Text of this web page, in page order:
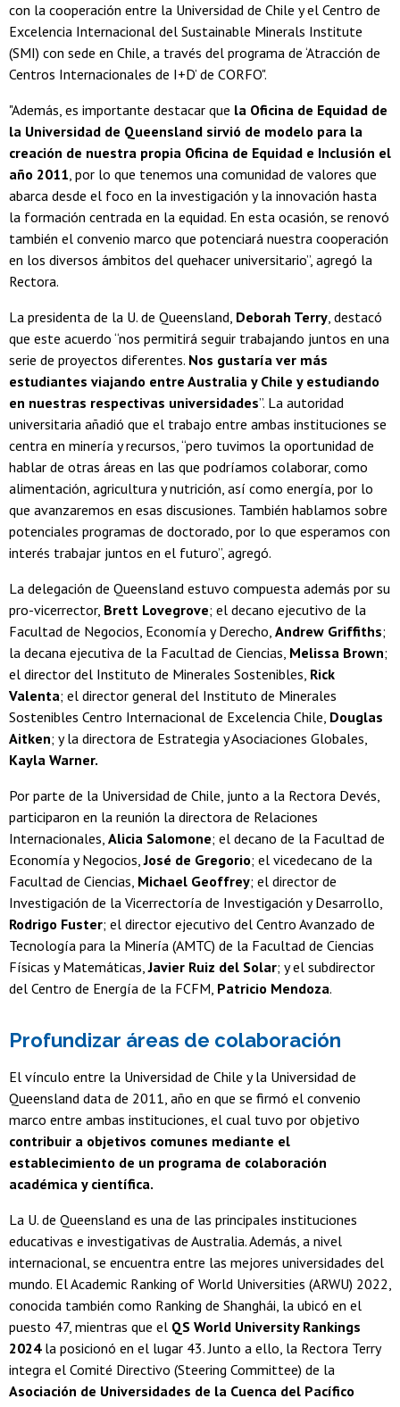
con la cooperación entre la Universidad de Chile y el Centro de
Excelencia Internacional del Sustainable Minerals Institute
(SMI) con sede en Chile, a través del programa de ‘Atracción de
Centros Internacionales de I+D’ de CORFO".
"Además, es importante destacar que la Oficina de Equidad de
la Universidad de Queensland sirvió de modelo para la
creación de nuestra propia Oficina de Equidad e Inclusión el
año 2011, por lo que tenemos una comunidad de valores que
abarca desde el foco en la investigación y la innovación hasta
la formación centrada en la equidad. En esta ocasión, se renovó
también el convenio marco que potenciará nuestra cooperación
en los diversos ámbitos del quehacer universitario”, agregó la
Rectora.
La presidenta de la U. de Queensland, Deborah Terry, destacó
que este acuerdo “nos permitirá seguir trabajando juntos en una
serie de proyectos diferentes. Nos gustaría ver más
estudiantes viajando entre Australia y Chile y estudiando
en nuestras respectivas universidades”. La autoridad
universitaria añadió que el trabajo entre ambas instituciones se
centra en minería y recursos, “pero tuvimos la oportunidad de
hablar de otras áreas en las que podríamos colaborar, como
alimentación, agricultura y nutrición, así como energía, por lo
que avanzaremos en esas discusiones. También hablamos sobre
potenciales programas de doctorado, por lo que esperamos con
interés trabajar juntos en el futuro”, agregó.
La delegación de Queensland estuvo compuesta además por su
pro-vicerrector, Brett Lovegrove; el decano ejecutivo de la
Facultad de Negocios, Economía y Derecho, Andrew Griffiths;
la decana ejecutiva de la Facultad de Ciencias, Melissa Brown;
el director del Instituto de Minerales Sostenibles, Rick
Valenta; el director general del Instituto de Minerales
Sostenibles Centro Internacional de Excelencia Chile, Douglas
Aitken; y la directora de Estrategia y Asociaciones Globales,
Kayla Warner.
Por parte de la Universidad de Chile, junto a la Rectora Devés,
participaron en la reunión la directora de Relaciones
Internacionales, Alicia Salomone; el decano de la Facultad de
Economía y Negocios,José de Gregorio; el vicedecano de la
Facultad de Ciencias, Michael Geoffrey; el director de
Investigación de la Vicerrectoría de Investigación y Desarrollo,
Rodrigo Fuster; el director ejecutivo del Centro Avanzado de
Tecnología para la Minería (AMTC) de la Facultad de Ciencias
Físicas y Matemáticas,Javier Ruiz del Solar; y el subdirector
del Centro de Energía de la FCFM, Patricio Mendoza.
Profundizar áreas de colaboración
El vínculo entre la Universidad de Chile y la Universidad de
Queensland data de 2011, año en que se firmó el convenio
marco entre ambas instituciones, el cual tuvo por objetivo
contribuir a objetivos comunes mediante el
establecimiento de un programa de colaboración
académica y científica.
La U. de Queensland es una de las principales instituciones
educativas e investigativas de Australia. Además, a nivel
internacional, se encuentra entre las mejores universidades del
mundo. El Academic Ranking of World Universities (ARWU) 2022,
conocida también como Ranking de Shanghái, la ubicó en el
puesto 47, mientras que el QS World University Rankings
2024 la posicionó en el lugar 43. Junto a ello, la Rectora Terry
integra el Comité Directivo (Steering Committee) de la
Asociación de Universidades de la Cuenca del Pacífico